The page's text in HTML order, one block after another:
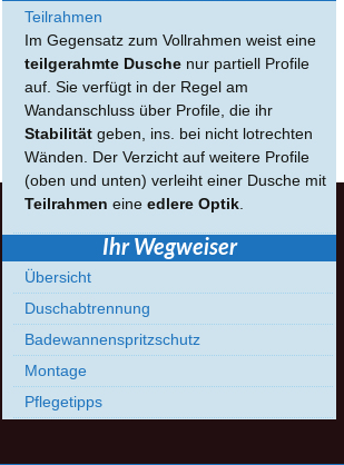
Teilrahmen
Im Gegensatz zum Vollrahmen weist eine
teilgerahmte Dusche nur partiell Profile
auf. Sie verfügt in der Regel am
Wandanschluss über Profile, die ihr
Stabilität geben, ins. bei nicht lotrechten
Wänden. Der Verzicht auf weitere Profile
(oben und unten) verleiht einer Dusche mit
Teilrahmen eine edlere Optik
Ihr Wegweiser
Übersicht
Duschabtrennung
Badewannenspritzschutz
Montage
Pflegetipps